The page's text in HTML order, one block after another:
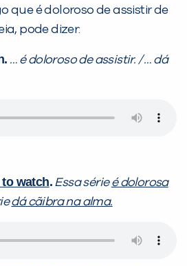
que é doloroso de assistir de
pode dizer:
… é doloroso de assistir. / … dá
watch. Essa sérieé dolorosa
dá cãibra na alma.